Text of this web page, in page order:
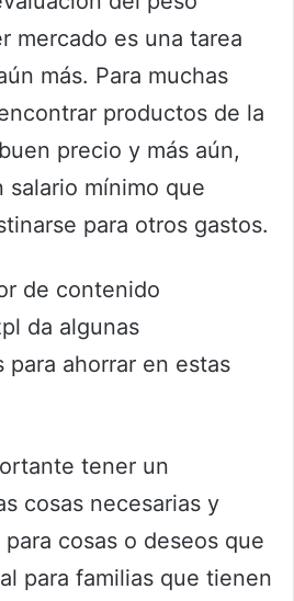
mercado es una tarea
más. Para muchas
productos de la
precio y más aún,
salario mínimo que
para otros gastos.
de contenido
da algunas
para ahorrar en estas
tener un
cosas necesarias y
cosas o deseos que
para familias que tienen